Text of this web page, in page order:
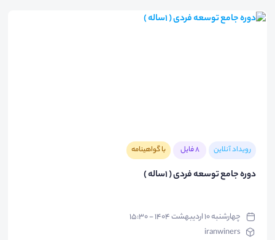
رویداد آنلاین 8 فایل با گواهینامه
دوره جامع توسعه فردی ( 1ساله )
چهارشنبه ۱۰ اردیبهشت ۱۴۰۴ - ۱۵:۳۰
iranwiners